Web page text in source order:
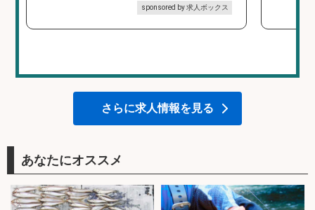
sponsored by 求人ボックス
さらに求人情報を見る
あなたにオススメ